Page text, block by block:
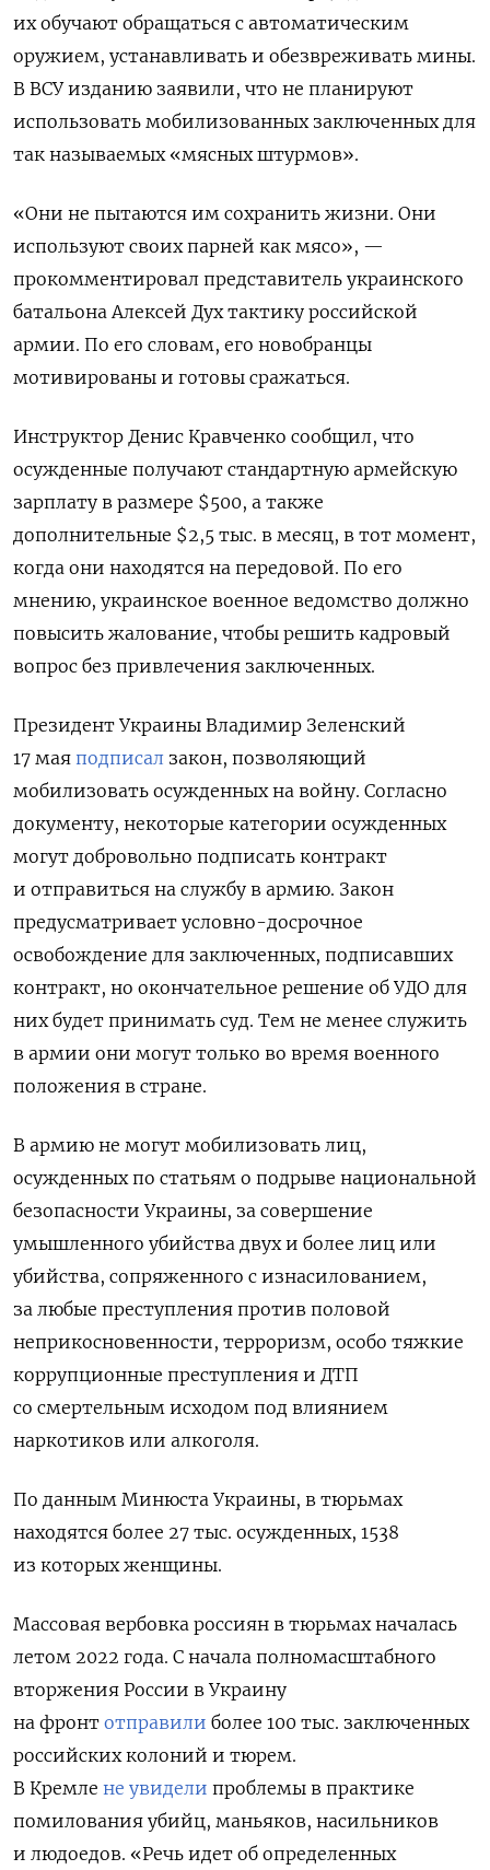
их обучают обращаться с автоматическим
оружием, устанавливать и обезвреживать мины.
В ВСУ изданию заявили, что не планируют
использовать мобилизованных заключенных для
так называемых «мясных штурмов».
«Они не пытаются им сохранить жизни. Они
используют своих парней как мясо», —
прокомментировал представитель украинского
батальона Алексей Дух тактику российской
армии. По его словам, его новобранцы
мотивированы и готовы сражаться.
Инструктор Денис Кравченко сообщил, что
осужденные получают стандартную армейскую
зарплату в размере $500, а также
дополнительные $2,5 тыс. в месяц, в тот момент,
когда они находятся на передовой. По его
мнению, украинское военное ведомство должно
повысить жалование, чтобы решить кадровый
вопрос без привлечения заключенных.
Президент Украины Владимир Зеленский
17 мая подписал закон, позволяющий
мобилизовать осужденных на войну. Согласно
документу, некоторые категории осужденных
могут добровольно подписать контракт
и отправиться на службу в армию. Закон
предусматривает условно-досрочное
освобождение для заключенных, подписавших
контракт, но окончательное решение об УДО для
них будет принимать суд. Тем не менее служить
в армии они могут только во время военного
положения в стране.
В армию не могут мобилизовать лиц,
осужденных по статьям о подрыве национальной
безопасности Украины, за совершение
умышленного убийства двух и более лиц или
убийства, сопряженного с изнасилованием,
за любые преступления против половой
неприкосновенности, терроризм, особо тяжкие
коррупционные преступления и ДТП
со смертельным исходом под влиянием
наркотиков или алкоголя.
По данным Минюста Украины, в тюрьмах
находятся более 27 тыс. осужденных, 1538
из которых женщины.
Массовая вербовка россиян в тюрьмах началась
летом 2022 года. С начала полномасштабного
вторжения России в Украину
на фронт отправили более 100 тыс. заключенных
российских колоний и тюрем.
В Кремле не увидели проблемы в практике
помилования убийц, маньяков, насильников
и людоедов. «Речь идет об определенных